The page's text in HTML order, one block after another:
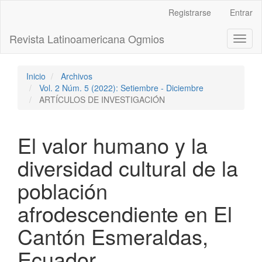
principal
Barra
Registrarse Entrar
Revista Latinoamericana Ogmios
Inicio
Archivos
Vol. 2 Núm. 5 (2022): Setiembre - Diciembre
ARTÍCULOS DE INVESTIGACIÓN
El valor humano y la
diversidad cultural de la
población
afrodescendiente en El
Cantón Esmeraldas,